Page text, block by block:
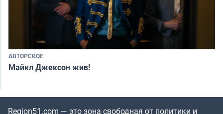
АВТОРСКОЕ
Майкл Джексон жив!
Region51.com — это зона свободная от политики и